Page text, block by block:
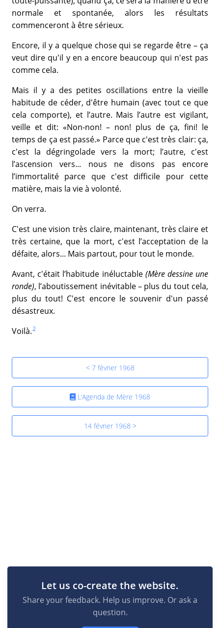
normale et spontanée, alors les résultats
commenceront à être sérieux.
Encore, il y a quelque chose qui se regarde être – ça
veut dire qu'il y en a encore beaucoup qui n'est pas
comme cela.
Mais il y a des petites oscillations entre la vieille
habitude de céder, d'être humain (avec tout ce que
cela comporte), et l’autre. Mais l’autre est vigilant,
veille et dit: «Non-non! – non! plus de ça, fini! le
temps de ça est passé.» Parce que c'est très clair: ça,
c'est la dégringolade vers la mort; l’autre, c'est
l’ascension vers... nous ne disons pas encore
l’immortalité parce que c'est difficile pour cette
matière, mais la vie à volonté.
On verra.
C'est une vision très claire, maintenant, très claire et
très certaine, que la mort, c'est l’acceptation de la
défaite, alors... Mais partout, pour tout le monde.
Avant, c'était l’habitude inéluctable (Mère dessine une
ronde), l’aboutissement inévitable – plus du tout cela,
plus du tout! C'est encore le souvenir d'un passé
désastreux.
Voilà.2
< 7 février 1968
L’Agenda de Mère 1968
14 février 1968 >
Let us co-create the website.
Share your feedback. Help us improve. Or ask a
question.